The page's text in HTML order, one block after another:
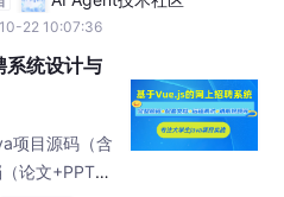
22 10:07:36
统设计与
项目源码（含
论文+PPT